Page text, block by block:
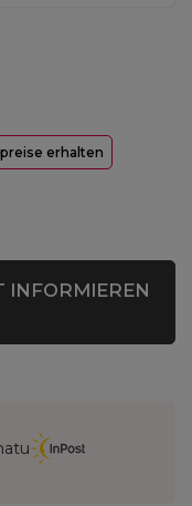
erhalten
INFORMIEREN